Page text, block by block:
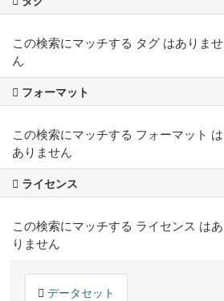
この検索にマッチする タグ はありませ
ん
フォーマット
この検索にマッチする フォーマット は
ありません
ライセンス
この検索にマッチする ライセンス はあ
りません
データセット